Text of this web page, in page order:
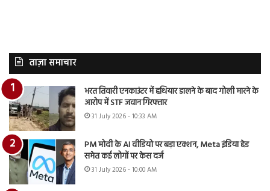
ताज़ा समाचार
भरत तिवारी एनकाउंटर में हथियार डालने के बाद गोली मारने के
आरोप में STF जवान गिरफ्तार
31 July 2026 - 10:33 AM
PM मोदी के AI वीडियो पर बड़ा एक्शन, Meta इंडिया हेड
समेत कई लोगों पर केस दर्ज
31 July 2026 - 10:00 AM